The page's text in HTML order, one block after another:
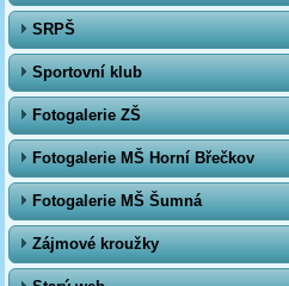
SRPŠ
Sportovní klub
Fotogalerie ZŠ
Fotogalerie MŠ Horní Břečkov
Fotogalerie MŠ Šumná
Zájmové kroužky